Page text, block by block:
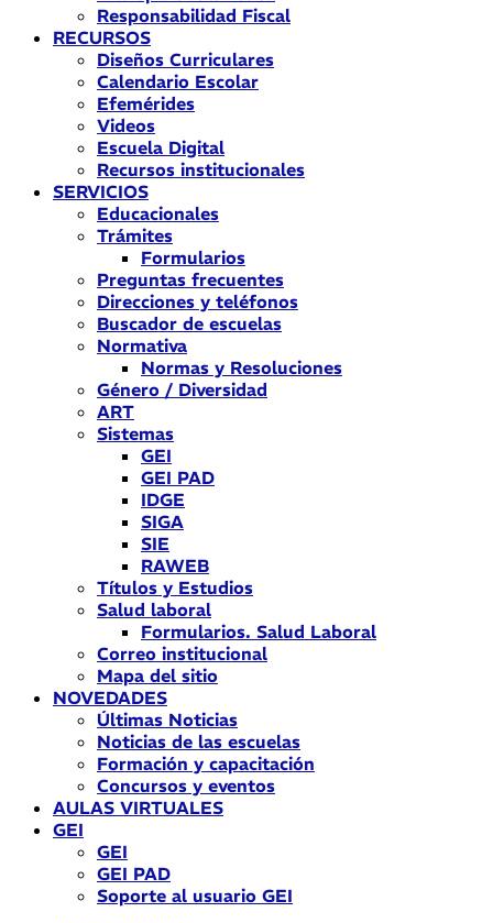
Responsabilidad Fiscal
RECURSOS
Diseños Curriculares
Calendario Escolar
Efemérides
Videos
Escuela Digital
Recursos institucionales
SERVICIOS
Educacionales
Trámites
Formularios
Preguntas frecuentes
Direcciones y teléfonos
Buscador de escuelas
Normativa
Normas y Resoluciones
Género / Diversidad
ART
Sistemas
GEI
GEI PAD
IDGE
SIGA
SIE
RAWEB
Títulos y Estudios
Salud laboral
Formularios. Salud Laboral
Correo institucional
Mapa del sitio
NOVEDADES
Últimas Noticias
Noticias de las escuelas
Formación y capacitación
Concursos y eventos
AULAS VIRTUALES
GEI
GEI
GEI PAD
Soporte al usuario GEI